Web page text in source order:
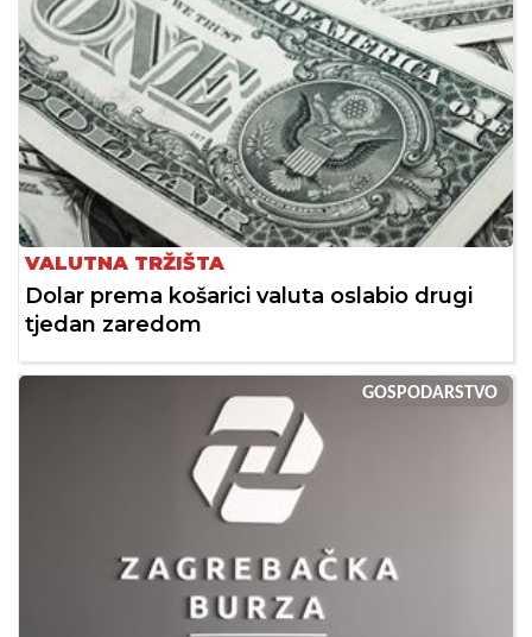
VALUTNA TRŽIŠTA
Dolar prema košarici valuta oslabio drugi
tjedan zaredom
GOSPODARSTVO